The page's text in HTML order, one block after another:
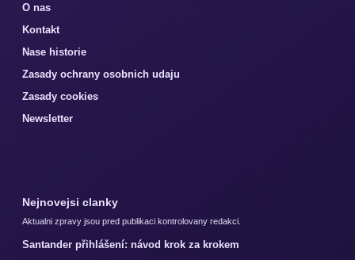
O nas
Kontakt
Nase historie
Zasady ochrany osobnich udaju
Zasady cookies
Newsletter
Nejnovejsi clanky
Aktualni zpravy jsou pred publikaci kontrolovany redakci.
Santander přihlášení: návod krok za krokem